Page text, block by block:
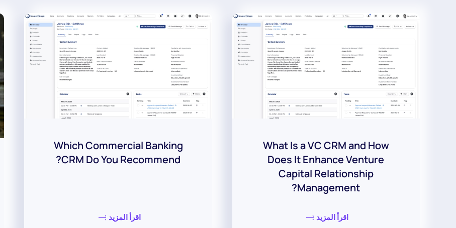
What Is a VC CRM and How
Does It Enhance Venture
Capital Relationship
Management?
اقرأ المزيد
Which Commercial Banking
CRM Do You Recommend?
اقرأ المزيد